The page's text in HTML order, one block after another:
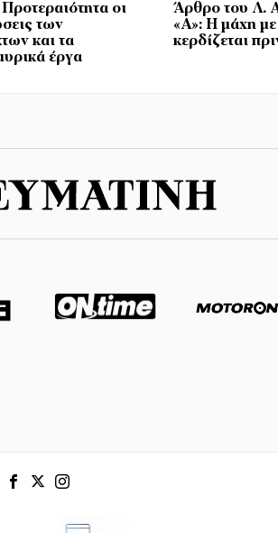
οι
των
και τα
έργα
Άρθρο του Λ.
«Α»: Η μάχη
κερδίζεται